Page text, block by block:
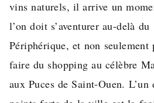
vins naturels, il arrive un
l’on doit s’aventurer au-delà du
Périphérique, et non seulement
faire du shopping au célèbre
aux Puces de Saint-Ouen. L’un